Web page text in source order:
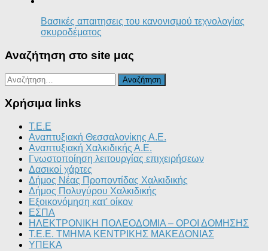
Βασικές απαιτησεις του κανονισμού τεχνολογίας
σκυροδέματος
Αναζήτηση στο site μας
Αναζήτηση
για:
Χρήσιμα links
T.E.E
Αναπτυξιακή Θεσσαλονίκης Α.Ε.
Αναπτυξιακή Χαλκιδικής Α.Ε.
Γνωστοποίηση λειτουργίας επιχειρήσεων
Δασικοί χάρτες
Δήμος Νέας Προποντίδας Χαλκιδικής
Δήμος Πολυγύρου Χαλκιδικής
Εξοικονόμηση κατ' οίκον
ΕΣΠΑ
ΗΛΕΚΤΡΟΝΙΚΗ ΠΟΛΕΟΔΟΜΙΑ – ΟΡΟΙ ΔΟΜΗΣΗΣ
Τ.Ε.Ε. ΤΜΗΜΑ ΚΕΝΤΡΙΚΗΣ ΜΑΚΕΔΟΝΙΑΣ
ΥΠΕΚΑ